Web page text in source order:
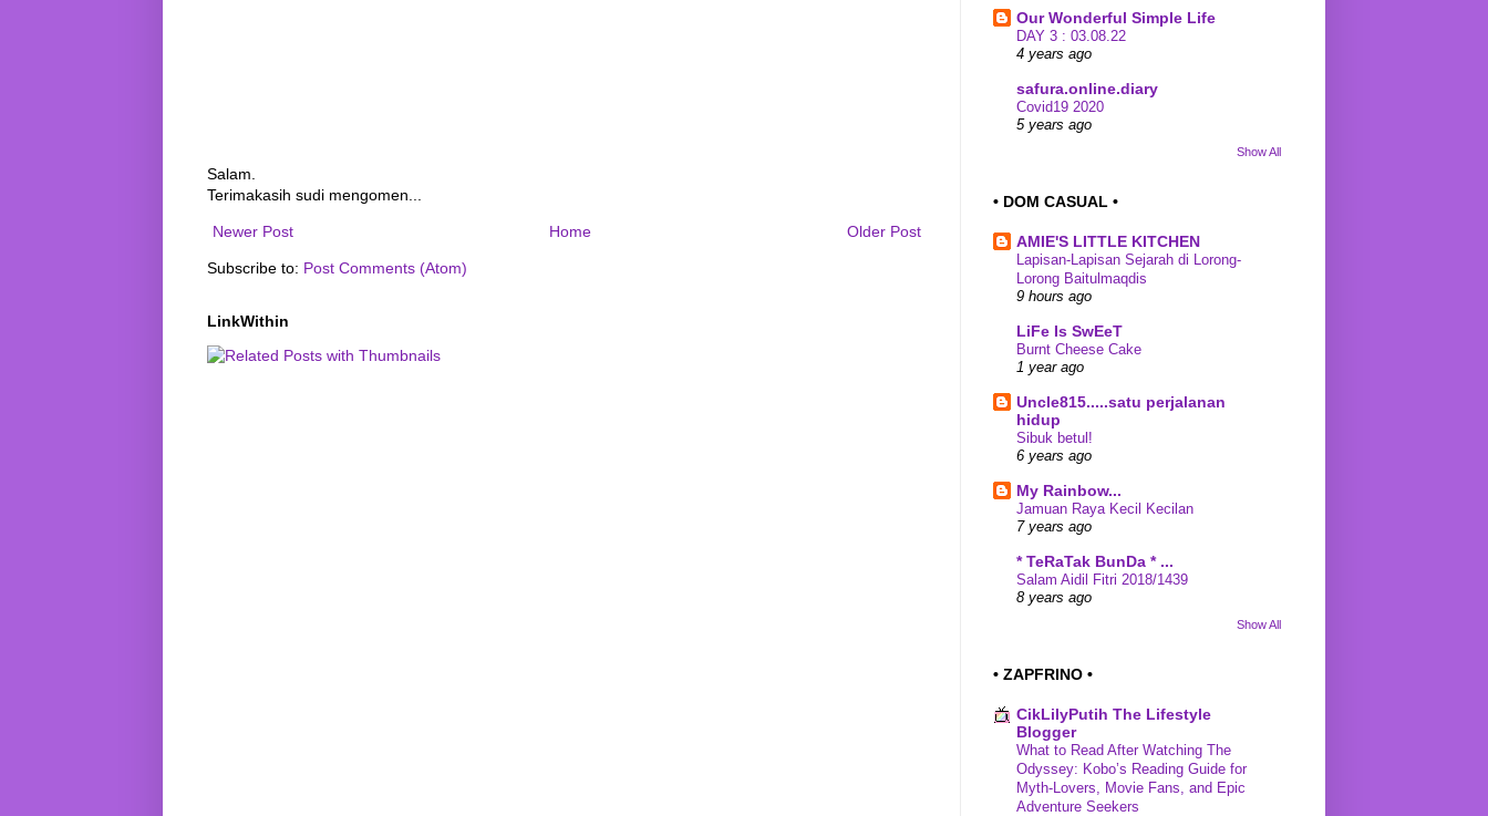
Salam.
Terimakasih sudi mengomen...
Newer Post Older Post
Home
Subscribe to: Post Comments (Atom)
LinkWithin
Our Wonderful Simple Life
DAY 3 : 03.08.22
4 years ago
safura.online.diary
Covid19 2020
5 years ago
Show All
• DOM CASUAL •
AMIE'S LITTLE KITCHEN
Lapisan-Lapisan Sejarah di Lorong-
Lorong Baitulmaqdis
9 hours ago
LiFe Is SwEeT
Burnt Cheese Cake
1 year ago
Uncle815.....satu perjalanan
hidup
Sibuk betul!
6 years ago
My Rainbow...
Jamuan Raya Kecil Kecilan
7 years ago
* TeRaTak BunDa * ...
Salam Aidil Fitri 2018/1439
8 years ago
Show All
• ZAPFRINO •
CikLilyPutih The Lifestyle
Blogger
What to Read After Watching The
Odyssey: Kobo’s Reading Guide for
Myth-Lovers, Movie Fans, and Epic
Adventure Seekers